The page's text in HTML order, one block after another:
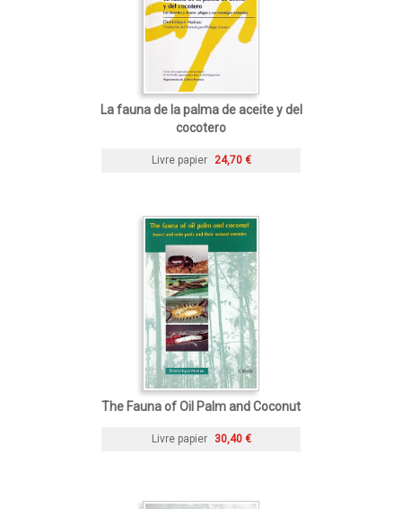
La fauna de la palma de aceite y del
cocotero
Livre papier 24,70 €
The Fauna of Oil Palm and Coconut
Livre papier 30,40 €